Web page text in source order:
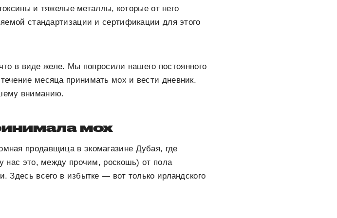
и тяжелые металлы, которые от него
стандартизации и сертификации для этого
в виде желе. Мы попросили нашего постоянного
месяца принимать мох и вести дневник.
вниманию.
мох
продавщица в экомагазине Дубая, где
нас это, между прочим, роскошь) от пола
Здесь всего в избытке — вот только ирландского